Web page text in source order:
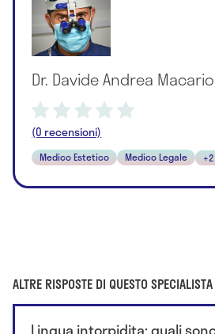
Dr. Davide Andrea Macario
(0 recensioni)
Medico Estetico Medico Legale +2
ALTRE RISPOSTE DI QUESTO SPECIALISTA